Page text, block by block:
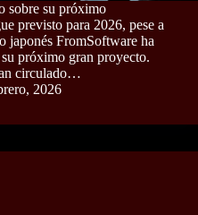
sobre su próximo
previsto para 2026, pese a
japonés FromSoftware ha
próximo gran proyecto.
circulado…
2026